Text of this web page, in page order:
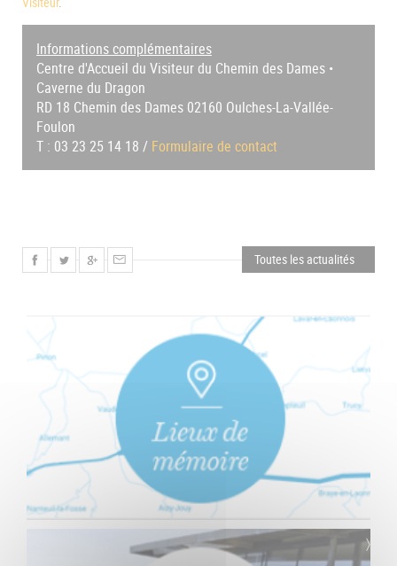
Informations complémentaires
Centre d'Accueil du Visiteur du Chemin des Dames •
Caverne du Dragon
RD 18 Chemin des Dames 02160 Oulches-La-Vallée-
Foulon
T : 03 23 25 14 18 / Formulaire de contact
Toutes les actualités